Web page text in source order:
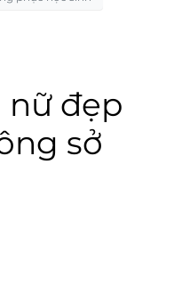
nữ đẹp
sở